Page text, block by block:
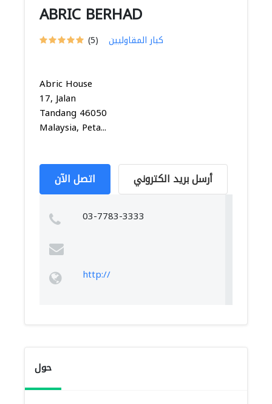
ABRIC BERHAD
(5) كبار المقاوليين
Abric House
17, Jalan
Tandang 46050
Malaysia, Peta...
اتصل الآن أرسل بريد الكتروني
03-7783-3333
http://
حول